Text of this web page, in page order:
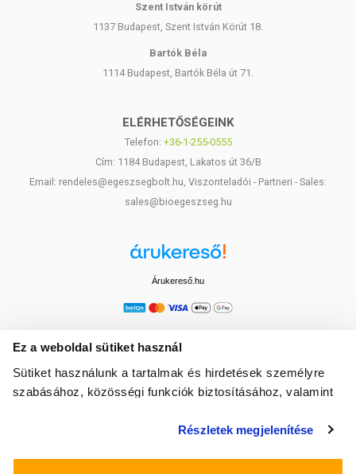
Ez a weboldal sütiket használ
Sütiket használunk a tartalmak és hirdetések személyre
szabásához, közösségi funkciók biztosításához, valamint
média-, hirdető- és elemező partnereinkkel megosztjuk az
Részletek megjelenítése
Szent István körút
1137 Budapest, Szent István Körút 18.
Bartók Béla
1114 Budapest, Bartók Béla út 71.
ELÉRHETŐSÉGEINK
Telefon: +36-1-255-0555
Cím: 1184 Budapest, Lakatos út 36/B
Email: rendeles@egeszsegbolt.hu, Viszonteladói - Partneri - Sales:
sales@bioegeszseg.hu
Árukereső.hu